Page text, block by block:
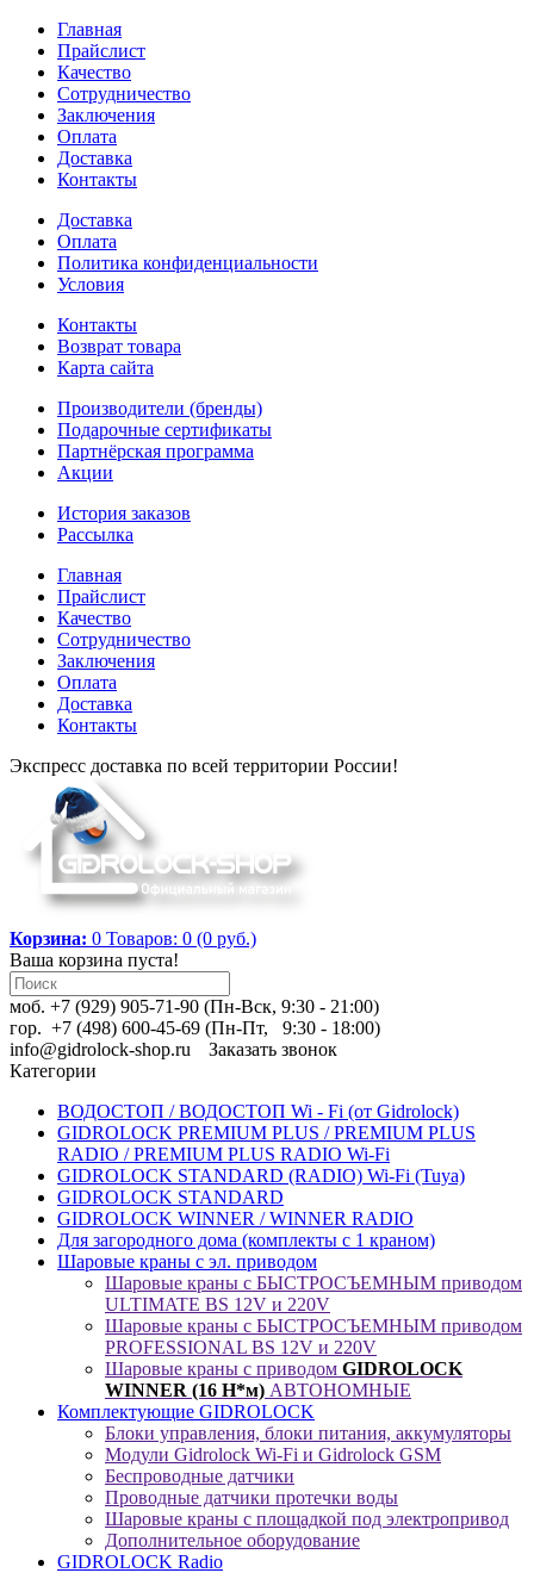
Главная
Прайслист
Качество
Сотрудничество
Заключения
Оплата
Доставка
Контакты
Доставка
Оплата
Политика конфиденциальности
Условия
Контакты
Возврат товара
Карта сайта
Производители (бренды)
Подарочные сертификаты
Партнёрская программа
Акции
История заказов
Рассылка
Главная
Прайслист
Качество
Сотрудничество
Заключения
Оплата
Доставка
Контакты
Экспресс доставка по всей территории России!
Корзина: 0 Товаров: 0 (0 руб.)
Ваша корзина пуста!
моб. +7 (929) 905-71-90 (Пн-Вск, 9:30 - 21:00)
гор. +7 (498) 600-45-69 (Пн-Пт, 9:30 - 18:00)
info@gidrolock-shop.ru
Заказать звонок
Категории
ВОДОСТОП / ВОДОСТОП Wi - Fi (от Gidrolock)
GIDROLOCK PREMIUM PLUS / PREMIUM PLUS
RADIO / PREMIUM PLUS RADIO Wi-Fi
GIDROLOCK STANDARD (RADIO) Wi-Fi (Tuya)
GIDROLOCK STANDARD
GIDROLOCK WINNER / WINNER RADIO
Для загородного дома (комплекты с 1 краном)
Шаровые краны с эл. приводом
Шаровые краны с БЫСТРОСЪЕМНЫМ приводом
ULTIMATE BS 12V и 220V
Шаровые краны с БЫСТРОСЪЕМНЫМ приводом
PROFESSIONAL BS 12V и 220V
Шаровые краны с приводом GIDROLOCK
WINNER (16 Н*м) АВТОНОМНЫЕ
Комплектующие GIDROLOCK
Блоки управления, блоки питания, аккумуляторы
Модули Gidrolock Wi-Fi и Gidrolock GSM
Беспроводные датчики
Проводные датчики протечки воды
Шаровые краны с площадкой под электропривод
Дополнительное оборудование
GIDROLOCK Radio